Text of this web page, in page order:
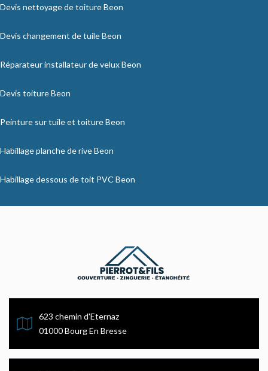
Devis nettoyage de toiture Beon
Devis changement de tuile Beon
Réparateur installateur de velux Beon
Devis toiture Beon
Peinture sur tuile et toiture Beon
Habillage planche de rive Beon
Habillage dessous de toit PVC Beon
623 chemin d'Eternaz
01000 Bourg En Bresse